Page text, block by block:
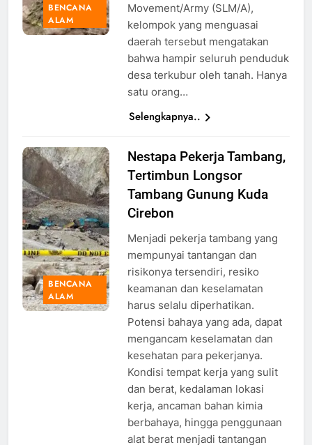
BENCANA
ALAM
Movement/Army (SLM/A),
kelompok yang menguasai
daerah tersebut mengatakan
bahwa hampir seluruh penduduk
desa terkubur oleh tanah. Hanya
satu orang…
Selengkapnya..
BENCANA
ALAM
Nestapa Pekerja Tambang,
Tertimbun Longsor
Tambang Gunung Kuda
Cirebon
Menjadi pekerja tambang yang
mempunyai tantangan dan
risikonya tersendiri, resiko
keamanan dan keselamatan
harus selalu diperhatikan.
Potensi bahaya yang ada, dapat
mengancam keselamatan dan
kesehatan para pekerjanya.
Kondisi tempat kerja yang sulit
dan berat, kedalaman lokasi
kerja, ancaman bahan kimia
berbahaya, hingga penggunaan
alat berat menjadi tantangan